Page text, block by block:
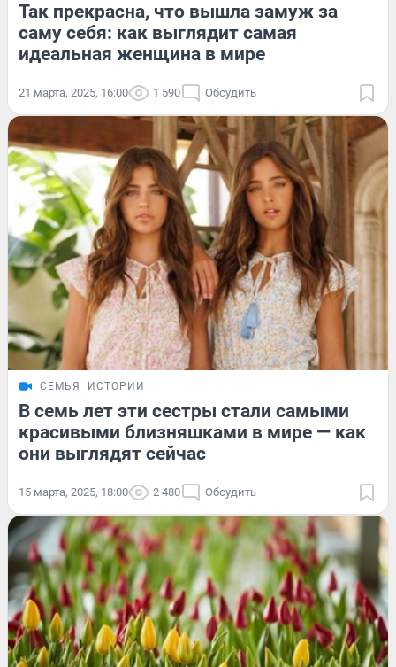
Так прекрасна, что вышла замуж за
саму себя: как выглядит самая
идеальная женщина в мире
21 марта, 2025, 16:00 1 590 Обсудить
СЕМЬЯ ИСТОРИИ
В семь лет эти сестры стали самыми
красивыми близняшками в мире — как
они выглядят сейчас
15 марта, 2025, 18:00 2 480 Обсудить